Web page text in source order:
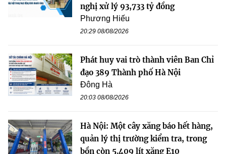
nghị xử lý 93,733 tỷ đồng
Phương Hiếu
20:29 08/08/2026
Phát huy vai trò thành viên Ban Chỉ
đạo 389 Thành phố Hà Nội
Đông Hà
20:03 08/08/2026
Hà Nội: Một cây xăng báo hết hàng,
quản lý thị trường kiểm tra, trong
bồn còn 5.409 lít xăng E10